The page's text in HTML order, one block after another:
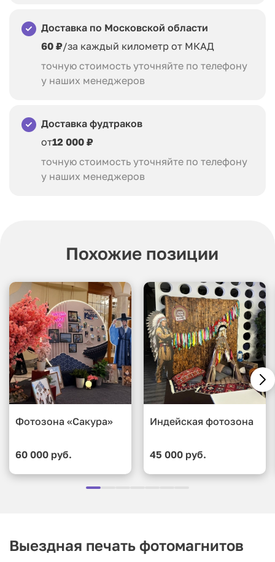
Доставка по Московской области
60 ₽/за каждый километр от МКАД
точную стоимость уточняйте по телефону
у наших менеджеров
Доставка фудтраков
от12 000 ₽
точную стоимость уточняйте по телефону
у наших менеджеров
Похожие позиции
Фотозона «Сакура»
60 000 руб.
Индейская фотозона
45 000 руб.
Выездная печать фотомагнитов